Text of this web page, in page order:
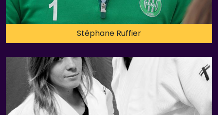
Stéphane Ruffier